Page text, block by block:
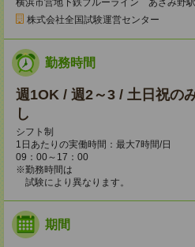
横浜市営地下鉄ブルーライン あざみ野駅
株式会社全国試験運営センター
勤務時間
週1OK / 週2～3 / 土日祝の
し
シフト制
1日あたりの実働時間：最大7時間/日
09：00～17：00
※勤務時間は
試験により異なります。
期間